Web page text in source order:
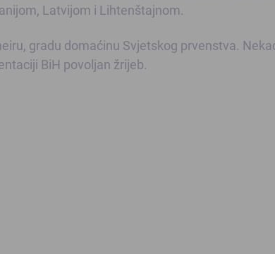
Latvijom i Lihtenštajnom.
gradu domaćinu Svjetskog prvenstva.
BiH povoljan žrijeb.